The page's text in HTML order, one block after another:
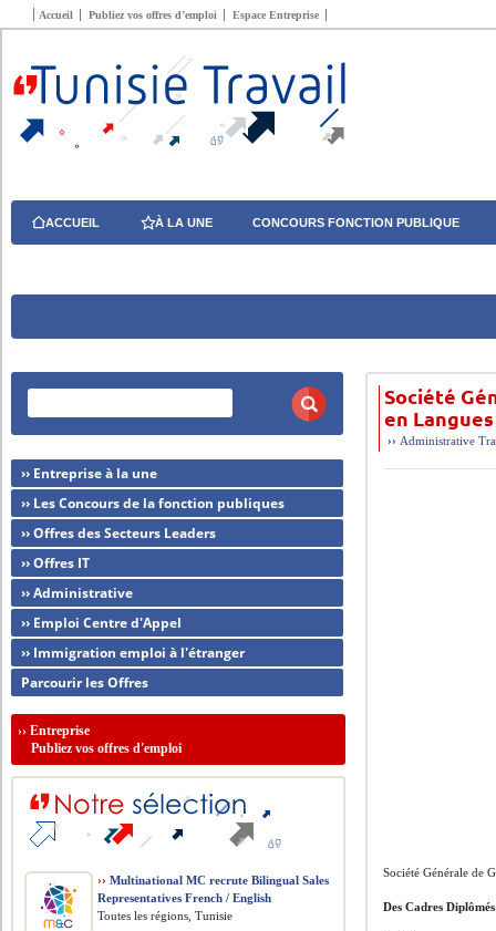
Accueil Publiez vos offres d’emploi Espace Entreprise
ACCUEIL À LA UNE CONCOURS FONCTION PUBLIQUE
Société
en
›› Administrative
Société Générale de
Des Cadres
›› Entreprise à la une
›› Les Concours de la fonction publiques
›› Offres des Secteurs Leaders
›› Offres IT
›› Administrative
›› Emploi Centre d'Appel
›› Immigration emploi à l'étranger
Parcourir les Offres
››Entreprise
Publiez vos offres d'emploi
›› Multinational MC recrute Bilingual Sales
Representatives French / English
Toutes les régions, Tunisie